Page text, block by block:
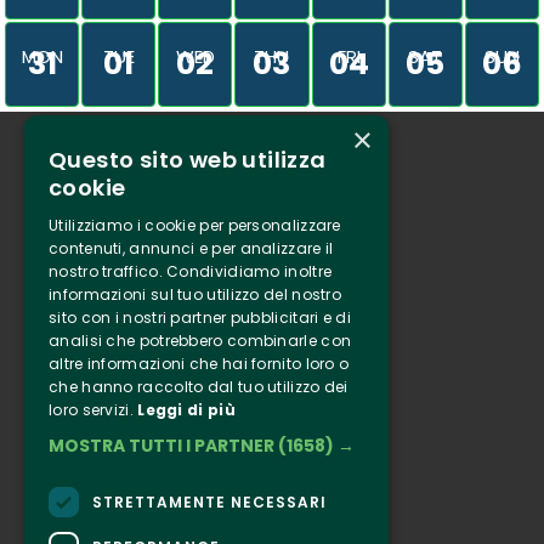
MON
31 TUE
01 WED
02 THU
03 FRI
04 SAT
05 SUN
06
Who we are
Tenuta Selvaggia
Contacts
Online ticketing
Clappit
Information
Follow Us
Facebook
×
Questo sito web utilizza
cookie
Utilizziamo i cookie per personalizzare
contenuti, annunci e per analizzare il
nostro traffico. Condividiamo inoltre
informazioni sul tuo utilizzo del nostro
sito con i nostri partner pubblicitari e di
analisi che potrebbero combinarle con
altre informazioni che hai fornito loro o
che hanno raccolto dal tuo utilizzo dei
loro servizi. Leggi di più
MOSTRA TUTTI I PARTNER (1658) →
STRETTAMENTE NECESSARI